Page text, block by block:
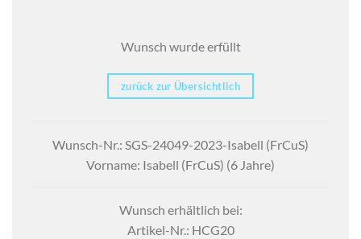
Wunsch wurde erfüllt
zurück zur Übersichtlich
Wunsch-Nr.: SGS-24049-2023-Isabell (FrCuS)
Vorname: Isabell (FrCuS) (6 Jahre)
Wunsch erhältlich bei:
Artikel-Nr.: HCG20